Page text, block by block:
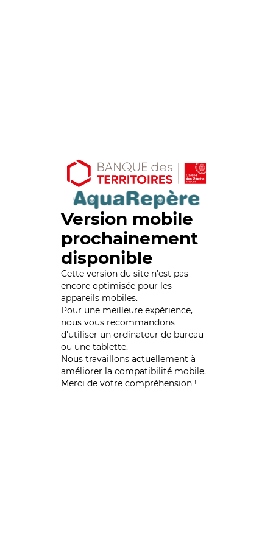
Version mobile
prochainement
disponible
Cette version du site n’est pas
encore optimisée pour les
appareils mobiles.
Pour une meilleure expérience,
nous vous recommandons
d'utiliser un ordinateur de bureau
ou une tablette.
Nous travaillons actuellement à
améliorer la compatibilité mobile.
Merci de votre compréhension !